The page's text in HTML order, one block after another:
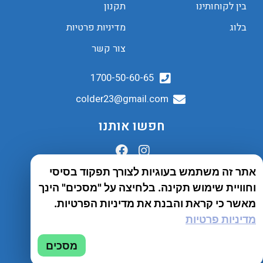
בין לקוחותינו
בלוג
תקנון
מדיניות פרטיות
צור קשר
1700-50-60-65
colder23@gmail.com
חפשו אותנו
הובלות לכל הארץ
שירות יבואן
אתר זה משתמש בעוגיות לצורך תפקוד בסיסי
וחוויית שימוש תקינה. בלחיצה על "מסכים" הינך
מאשר כי קראת והבנת את מדיניות הפרטיות.
מדיניות פרטיות
מסכים